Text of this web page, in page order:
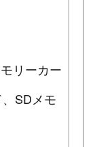
リーカー
SDメモ